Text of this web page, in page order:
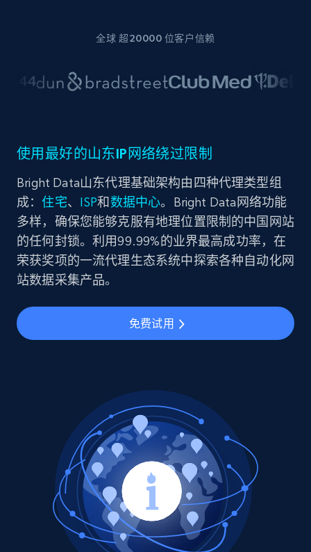
全球 超20000 位客户信赖
使用最好的山东IP网络绕过限制
Bright Data山东代理基础架构由四种代理类型组
成：住宅、 ISP和 数据中心。Bright Data网络功能
多样，确保您能够克服有地理位置限制的中国网站
的任何封锁。利用99.99%的业界最高成功率，在
荣获奖项的一流代理生态系统中探索各种自动化网
站数据采集产品。
免费试用